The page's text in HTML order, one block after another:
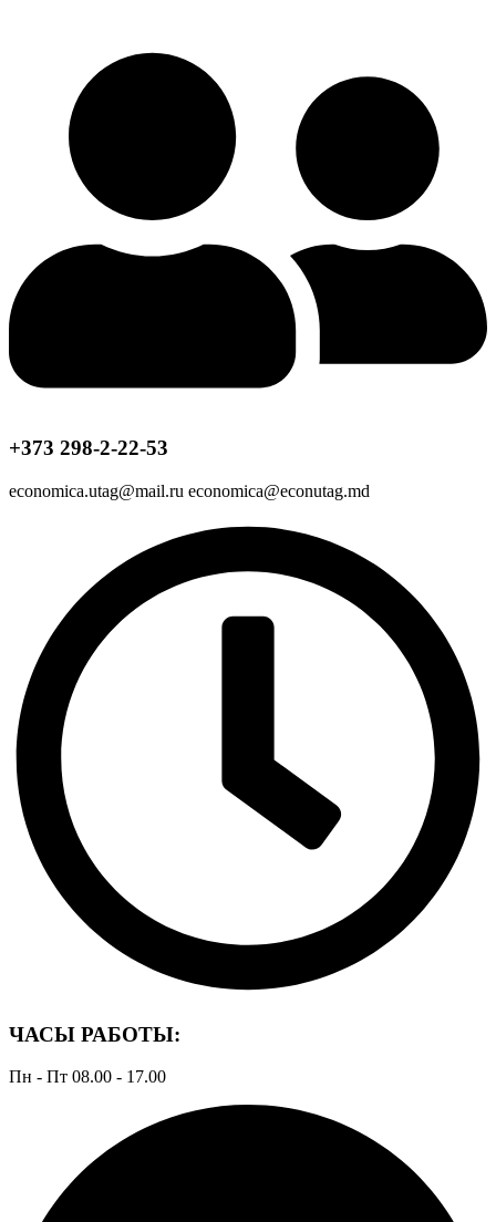
+373 298-2-22-53
economica.utag@mail.ru economica@econutag.md
ЧАСЫ РАБОТЫ:
Пн - Пт 08.00 - 17.00